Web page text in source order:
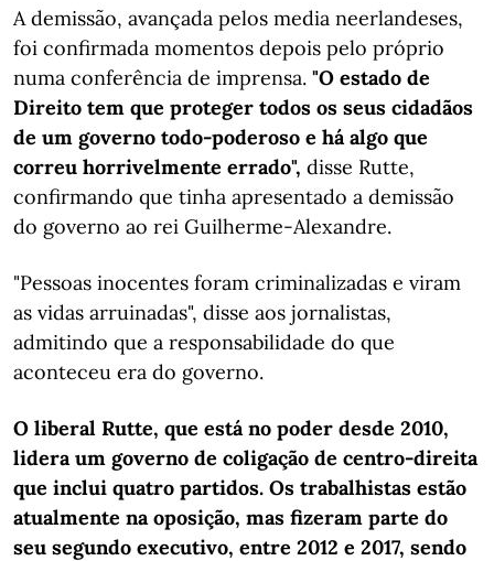
A demissão, avançada pelos media neerlandeses,
foi confirmada momentos depois pelo próprio
numa conferência de imprensa. "O estado de
Direito tem que proteger todos os seus cidadãos
de um governo todo-poderoso e há algo que
correu horrivelmente errado", disse Rutte,
confirmando que tinha apresentado a demissão
do governo ao rei Guilherme-Alexandre.
"Pessoas inocentes foram criminalizadas e viram
as vidas arruinadas", disse aos jornalistas,
admitindo que a responsabilidade do que
aconteceu era do governo.
O liberal Rutte, que está no poder desde 2010,
lidera um governo de coligação de centro-direita
que inclui quatro partidos. Os trabalhistas estão
atualmente na oposição, mas fizeram parte do
seu segundo executivo, entre 2012 e 2017, sendo